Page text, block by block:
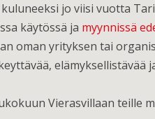
jo viisi vuotta
käytössä ja myynnissä
oman yrityksen tai
elämyksellistävää
Vierasvillaan teille